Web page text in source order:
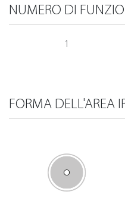
NUMERO DI
1
FORMA DELL'AREA